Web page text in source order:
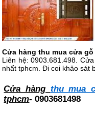
Cửa hàng thu mua cửa
Liên hệ: 0903.681.498.
nhất tphcm. Đi coi khảo sát
Cửa hàng thu mua
tphcm- 0903681498